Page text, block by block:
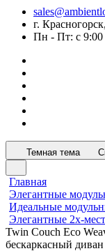
г.
Пн - Пт: с 9:00
Темная тема
Главная
Элегантные
Идеальные
Элегантные 2х-
Twin Couch Eco
бескаркасный